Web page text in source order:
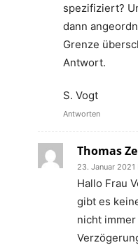
spezifiziert?
dann
Grenze
Antwort.
S. Vogt
Antworten
Thomas
23. Januar
Hallo Frau
gibt es
nicht